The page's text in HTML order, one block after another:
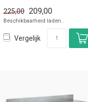
x Zonder spat...
225,00 209,00
Beschikbaarheid laden..
Vergelijk